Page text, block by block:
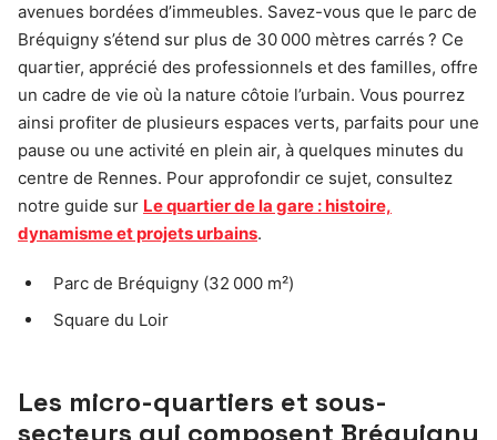
avenues bordées d’immeubles. Savez-vous que le parc de
Bréquigny s’étend sur plus de 30 000 mètres carrés ? Ce
quartier, apprécié des professionnels et des familles, offre
un cadre de vie où la nature côtoie l’urbain. Vous pourrez
ainsi profiter de plusieurs espaces verts, parfaits pour une
pause ou une activité en plein air, à quelques minutes du
centre de Rennes. Pour approfondir ce sujet, consultez
notre guide sur Le quartier de la gare : histoire,
dynamisme et projets urbains.
Parc de Bréquigny (32 000 m²)
Square du Loir
Les micro-quartiers et sous-